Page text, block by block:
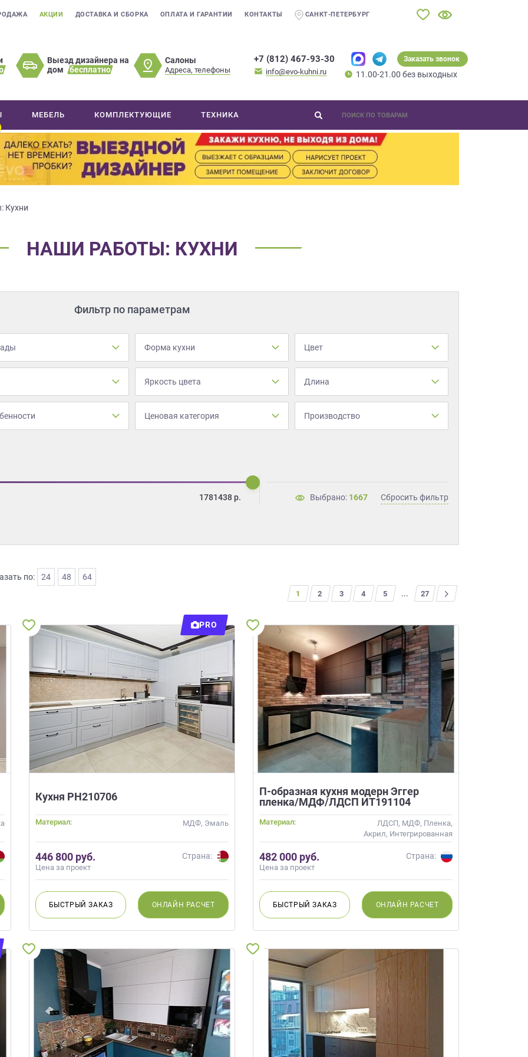
АКЦИИ ДОСТАВКА И СБОРКА ОПЛАТА И ГАРАНТИИ КОНТАКТЫ САНКТ-ПЕТЕРБУРГ
Выезд дизайнера на
дом
бесплатно
Салоны
Адреса, телефоны
+7 (812) 467-93-30
info@evo-kuhni.ru
Заказать звонок
11.00-21.00 без выходных
МЕБЕЛЬ КОМПЛЕКТУЮЩИЕ ТЕХНИКА
Кухни
НАШИ РАБОТЫ: КУХНИ
Фильтр по параметрам
Форма кухни Цвет
Яркость цвета Длина
Ценовая категория Производство
1781438р. Выбрано: 1667 Сбросить фильтр
по: 24 48 64
1 2 3 4 5 ... 27
>
PRO
Кухня РН210706
Материал: МДФ, Эмаль
446 800 руб.
Цена за проект
Страна:
БЫСТРЫЙЗАКАЗ ОНЛАЙН РАСЧЕТ
П-образная кухня модерн Эггер
пленка/МДФ/ЛДСП ИТ191104
Материал:
ЛДСП, МДФ, Пленка,
Акрил, Интегрированная
ручка
482 000 руб.
Цена за проект
Страна:
БЫСТРЫЙЗАКАЗ ОНЛАЙН РАСЧЕТ